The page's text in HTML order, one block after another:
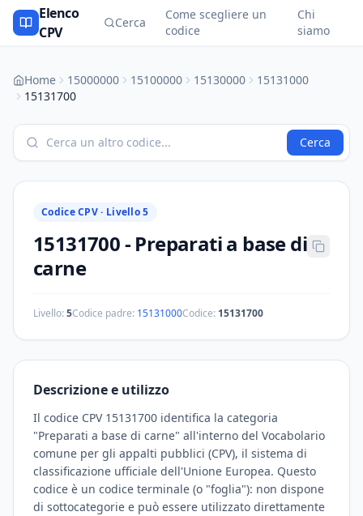
Elenco
CPV
Cerca
Come scegliere un
codice
Chi
siamo
Home 15000000 15100000 15130000
15131000
15131700
Cerca
Codice CPV · Livello 5
15131700- Preparati a base di
carne
Livello:5Codice padre: 15131000Codice: 15131700
Descrizione e utilizzo
Il codice CPV 15131700 identifica la categoria
"Preparati a base di carne" all'interno del Vocabolario
comune per gli appalti pubblici (CPV), il sistema di
classificazione ufficiale dell'Unione Europea. Questo
codice è un codice terminale (o "foglia"): non dispone
di sottocategorie e può essere utilizzato direttamente